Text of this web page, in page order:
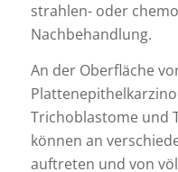
strahlen- oder
Nachbehandlung.
An der Oberfläche
Trichoblastome und
können an
auftreten und von